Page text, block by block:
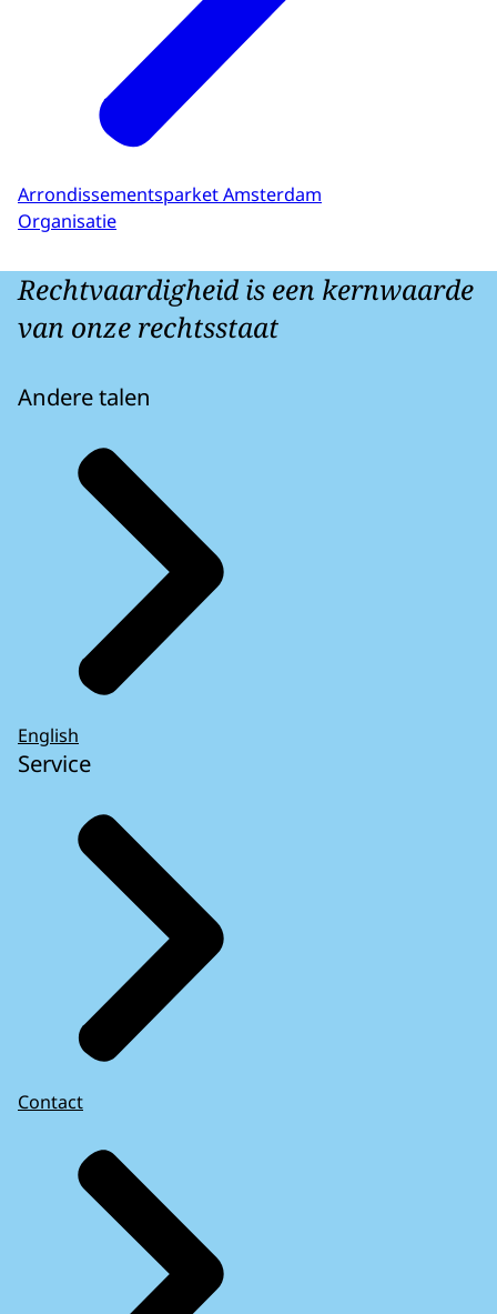
Arrondissementsparket Amsterdam
Organisatie
Rechtvaardigheid is een kernwaarde
van onze rechtsstaat
Andere talen
English
Service
Contact